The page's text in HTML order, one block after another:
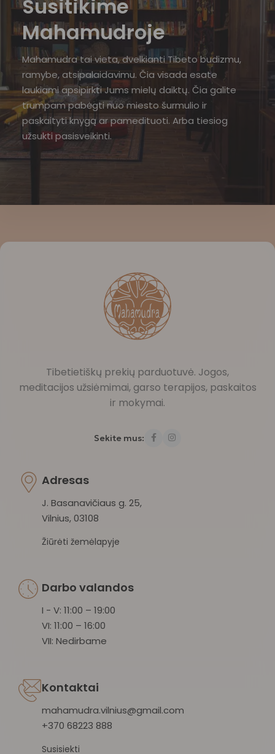
Susitikime
Mahamudroje
Mahamudra tai vieta, dvelkianti Tibeto budizmu,
ramybe, atsipalaidavimu. Čia visada esate
laukiami apsipirkti Jums mielų daiktų. Čia galite
trumpam pabėgti nuo miesto šurmulio ir
paskaityti knygą ar pamedituoti. Arba tiesiog
užsukti pasisveikinti.
Tibetietiškų prekių parduotuvė. Jogos,
meditacijos užsiėmimai, garso terapijos, paskaitos
ir mokymai.
Sekite mus:
Adresas
J. Basanavičiaus g. 25,
Vilnius, 03108
Žiūrėti žemėlapyje
Darbo valandos
I - V: 11:00 – 19:00
VI: 11:00 – 16:00
VII: Nedirbame
Kontaktai
mahamudra.vilnius@gmail.com
+370 68223 888
Susisiekti